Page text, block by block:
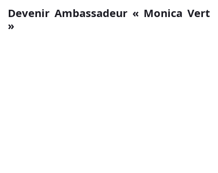
Devenir Ambassadeur « Monica Vert
»